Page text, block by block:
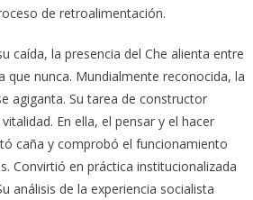
de retroalimentación.
caída, la presencia del Che alienta entre
nunca. Mundialmente reconocida, la
agiganta. Su tarea de constructor
En ella, el pensar y el hacer
caña y comprobó el funcionamiento
Convirtió en práctica institucionalizada
análisis de la experiencia socialista